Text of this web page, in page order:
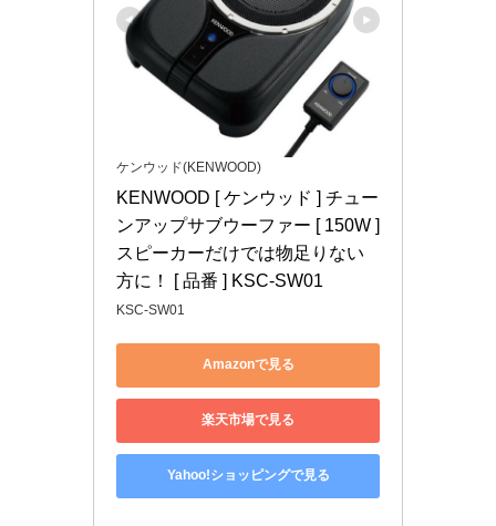
ケンウッド(KENWOOD)
KENWOOD [ ケンウッド ] チュー
ンアップサブウーファー [ 150W ]
スピーカーだけでは物足りない
方に！ [ 品番 ] KSC-SW01
KSC-SW01
Amazonで見る
楽天市場で見る
Yahoo!ショッピングで見る